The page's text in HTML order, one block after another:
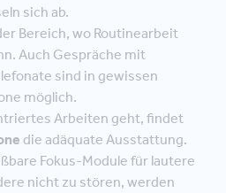
sich ab.
Bereich, wo Routinearbeit
Auch Gespräche mit
sind in gewissen
möglich.
Arbeiten geht, findet
die adäquate Ausstattung.
Fokus-Module für lautere
nicht zu stören, werden